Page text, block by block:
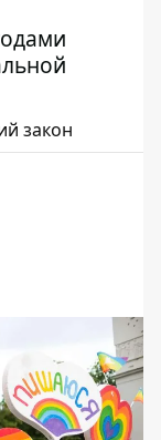
закон